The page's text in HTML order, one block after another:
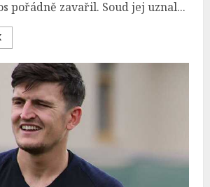
pořádně zavařil. Soud jej uznal...